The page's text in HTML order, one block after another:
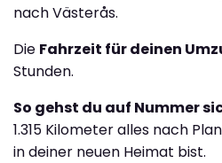
nach Västerås.
Die Fahrzeit für deinen
Stunden.
So gehst du auf Nummer
1.315 Kilometer alles nach
in deiner neuen Heimat bist.